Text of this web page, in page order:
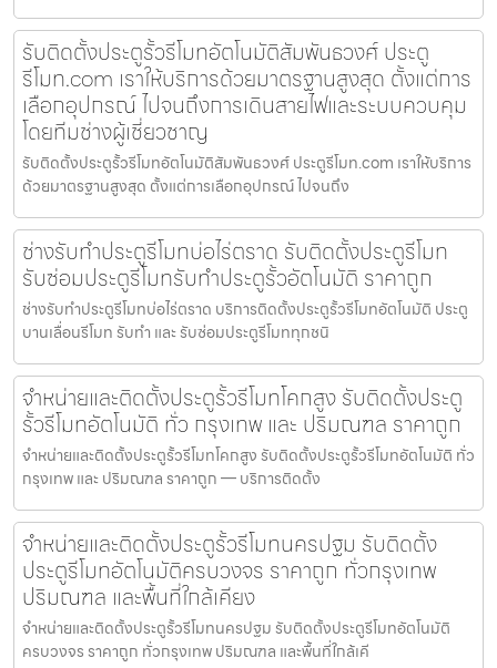
รับติดตั้งประตูรั้วรีโมทอัตโนมัติสัมพันธวงศ์ ประตู
รีโมท.com เราให้บริการด้วยมาตรฐานสูงสุด ตั้งแต่การ
เลือกอุปกรณ์ ไปจนถึงการเดินสายไฟและระบบควบคุม
โดยทีมช่างผู้เชี่ยวชาญ
รับติดตั้งประตูรั้วรีโมทอัตโนมัติสัมพันธวงศ์ ประตูรีโมท.com เราให้บริการ
ด้วยมาตรฐานสูงสุด ตั้งแต่การเลือกอุปกรณ์ ไปจนถึง
ช่างรับทำประตูรีโมทบ่อไร่ตราด รับติดตั้งประตูรีโมท
รับซ่อมประตูรีโมทรับทำประตูรั้วอัตโนมัติ ราคาถูก
ช่างรับทำประตูรีโมทบ่อไร่ตราด บริการติดตั้งประตูรั้วรีโมทอัตโนมัติ ประตู
บานเลื่อนรีโมท รับทำ และ รับซ่อมประตูรีโมททุกชนิ
จำหน่ายและติดตั้งประตูรั้วรีโมทโคกสูง รับติดตั้งประตู
รั้วรีโมทอัตโนมัติ ทั่ว กรุงเทพ และ ปริมณฑล ราคาถูก
จำหน่ายและติดตั้งประตูรั้วรีโมทโคกสูง รับติดตั้งประตูรั้วรีโมทอัตโนมัติ ทั่ว
กรุงเทพ และ ปริมณฑล ราคาถูก — บริการติดตั้ง
จำหน่ายและติดตั้งประตูรั้วรีโมทนครปฐม รับติดตั้ง
ประตูรีโมทอัตโนมัติครบวงจร ราคาถูก ทั่วกรุงเทพ
ปริมณฑล และพื้นที่ใกล้เคียง
จำหน่ายและติดตั้งประตูรั้วรีโมทนครปฐม รับติดตั้งประตูรีโมทอัตโนมัติ
ครบวงจร ราคาถูก ทั่วกรุงเทพ ปริมณฑล และพื้นที่ใกล้เคี